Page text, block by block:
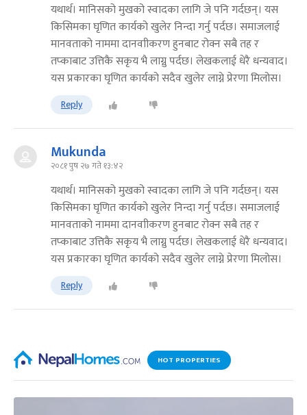
यथार्थ। मानिसको मुखको स्वादका लागि जे पनि गर्दछन्। यस
किसिमका घृणित कार्यको खुलेर निन्दा गर्नु पर्दछ। समाजलाई
मानवताको नाममा दानवाीकरण हुनबाट रोक्न सबै तह र
तप्काबाट उत्तिकै सकृय भै लाग्नु पर्दछ। लेखकलाई धेरै धन्यवाद।
यस प्रकारका घृणित कार्यको सदैव खुलेर लाग्ने प्रेरणा मिलोस।
Reply
Mukunda
२०८१ पुष २७ गते १३:४२
यथार्थ। मानिसको मुखको स्वादका लागि जे पनि गर्दछन्। यस
किसिमका घृणित कार्यको खुलेर निन्दा गर्नु पर्दछ। समाजलाई
मानवताको नाममा दानवाीकरण हुनबाट रोक्न सबै तह र
तप्काबाट उत्तिकै सकृय भै लाग्नु पर्दछ। लेखकलाई धेरै धन्यवाद।
यस प्रकारका घृणित कार्यको सदैव खुलेर लाग्ने प्रेरणा मिलोस।
Reply
HOT PROPERTIES